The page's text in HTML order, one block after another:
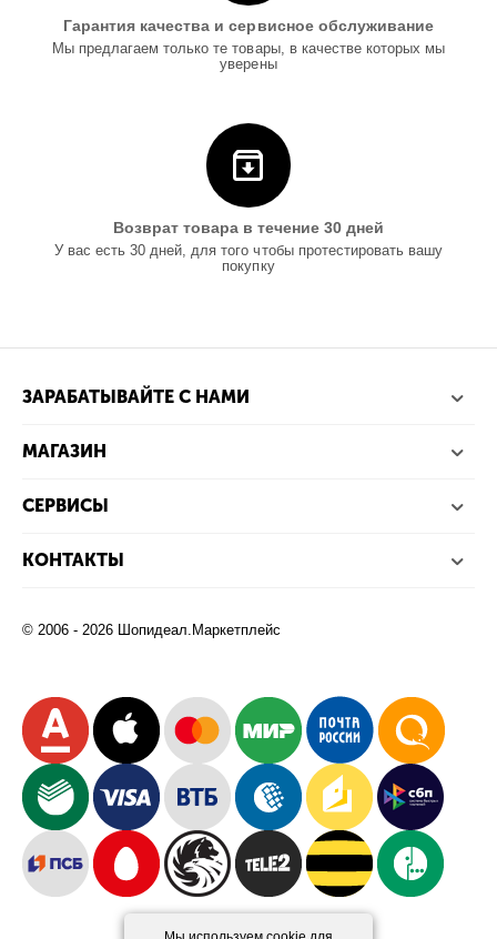
Гарантия качества и сервисное обслуживание
Мы предлагаем только те товары, в качестве которых мы
уверены
Возврат товара в течение 30 дней
У вас есть 30 дней, для того чтобы протестировать вашу
покупку
ЗАРАБАТЫВАЙТЕ С НАМИ
МАГАЗИН
СЕРВИСЫ
КОНТАКТЫ
© 2006 - 2026 Шопидеал.Маркетплейс